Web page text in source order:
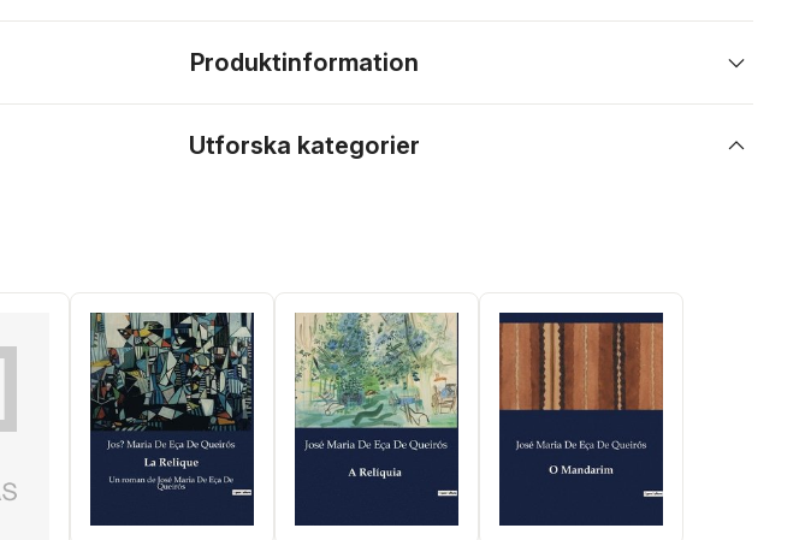
Produktinformation
Utforska kategorier